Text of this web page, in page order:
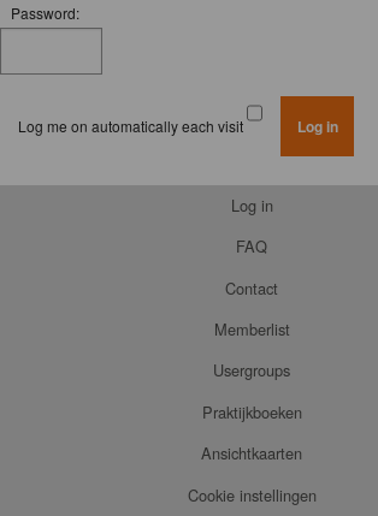
Password:
Log me on automatically each visit
Log in
FAQ
Contact
Memberlist
Usergroups
Praktijkboeken
Ansichtkaarten
Cookie instellingen